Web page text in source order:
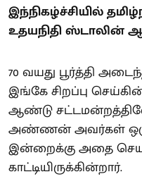
இந்நிகழ்ச்சியில்
உதயநிதி ஸ்டாலின்
70 வயது பூர்த்தி
இங்கே சிறப்பு
ஆண்டு
அண்ணன் அவர்கள் ஒரு
இன்றைக்கு அதை
காட்டியிருக்கின்றார்.